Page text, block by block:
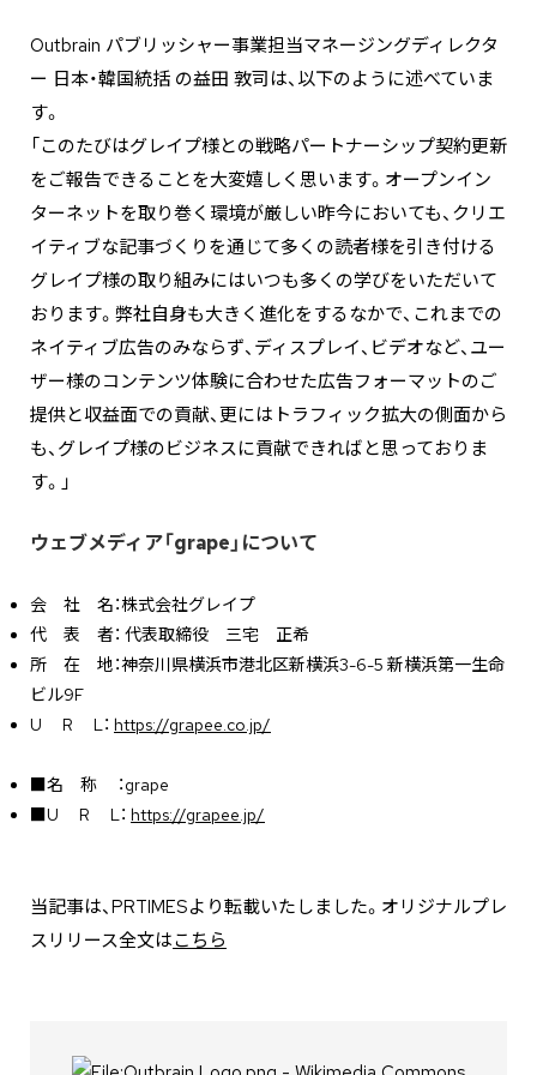
Outbrain パブリッシャー事業担当マネージングディレクタ
ー 日本・韓国統括 の益田 敦司は、以下のように述べていま
す。
「このたびはグレイプ様との戦略パートナーシップ契約更新
をご報告できることを大変嬉しく思います。オープンイン
ターネットを取り巻く環境が厳しい昨今においても、クリエ
イティブな記事づくりを通じて多くの読者様を引き付ける
グレイプ様の取り組みにはいつも多くの学びをいただいて
おります。弊社自身も大きく進化をするなかで、これまでの
ネイティブ広告のみならず、ディスプレイ、ビデオなど、ユー
ザー様のコンテンツ体験に合わせた広告フォーマットのご
提供と収益面での貢献、更にはトラフィック拡大の側面から
も、グレイプ様のビジネスに貢献できればと思っておりま
す。」
ウェブメディア「grape」について
会 社 名：株式会社グレイプ
代 表 者： 代表取締役 三宅 正希
所 在 地：神奈川県横浜市港北区新横浜3-6-5 新横浜第一生命
ビル9F
U R L： https://grapee.co.jp/
■名 称 ：grape
■U R L： https://grapee.jp/
当記事は、PRTIMESより転載いたしました。オリジナルプレ
スリリース全文はこちら